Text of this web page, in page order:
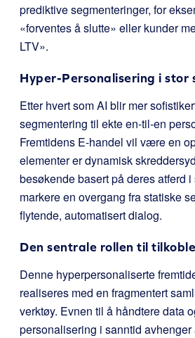
prediktive segmenteringer, for
«forventes å slutte» eller kunder
LTV».
Hyper-Personalisering i stor
Etter hvert som AI blir mer
segmentering til ekte en-til-en
Fremtidens E-handel vil være en
elementer er dynamisk
besøkende basert på deres atferd
markere en overgang fra statiske
flytende, automatisert dialog.
Den sentrale rollen til
Denne hyperpersonaliserte
realiseres med en fragmentert
verktøy. Evnen til å håndtere data
personalisering i sanntid avhenger